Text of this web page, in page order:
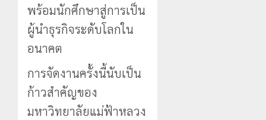
พร้อมนักศึกษาสู่การเป็น
ผู้นำธุรกิจระดับโลกใน
อนาคต
การจัดงานครั้งนี้นับเป็น
ก้าวสำคัญของ
มหาวิทยาลัยแม่ฟ้าหลวง